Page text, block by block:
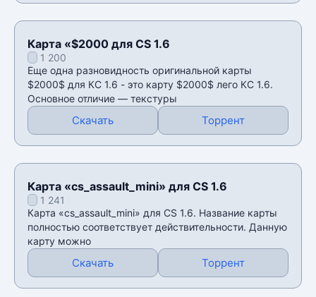
Карта «$2000 для CS 1.6
1 200
Еще одна разновидность оригинальной карты
$2000$ для КС 1.6 - это карту $2000$ лего КС 1.6.
Основное отличие — текстуры
Скачать Торрент
Карта «cs_assault_mini» для CS 1.6
1 241
Карта «cs_assault_mini» для CS 1.6. Название карты
полностью соответствует действительности. Данную
карту можно
Скачать Торрент